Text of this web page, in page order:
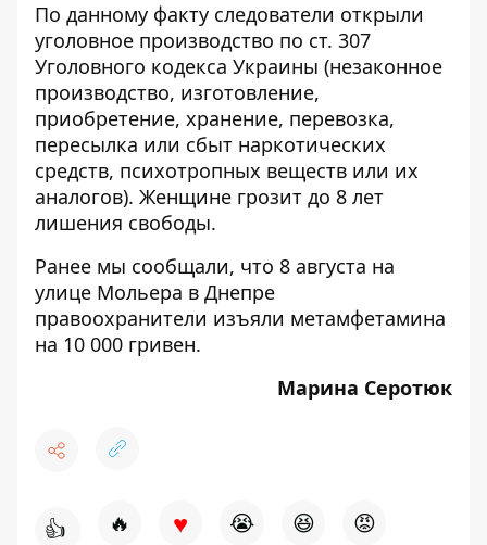
По данному факту следователи открыли
уголовное производство по ст. 307
Уголовного кодекса Украины (незаконное
производство, изготовление,
приобретение, хранение, перевозка,
пересылка или сбыт наркотических
средств, психотропных веществ или их
аналогов). Женщине грозит до 8 лет
лишения свободы.
Ранее мы сообщали, что 8 августа на
улице Мольера в Днепре
правоохранители изъяли метамфетамина
на 10 000 гривен.
Марина Серотюк
👍 🔥 ♥ 😭 😆 😡